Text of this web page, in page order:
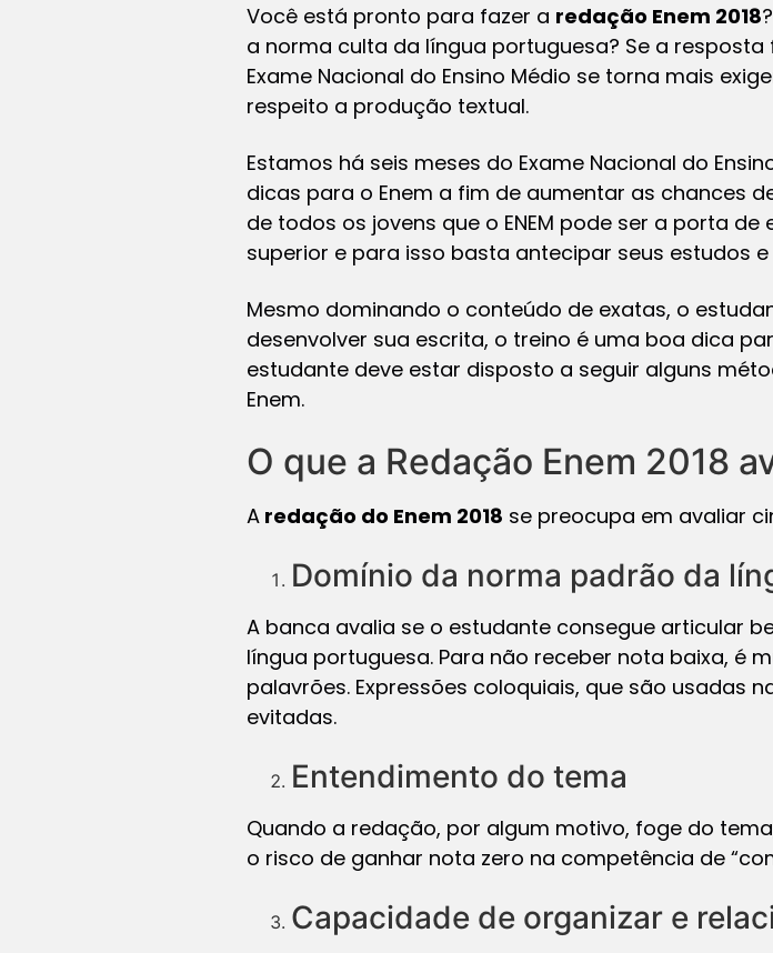
Você está pronto para fazer a redação Enem 2018
a norma culta da língua portuguesa? Se a
Exame Nacional do Ensino Médio se torna mais
respeito a produção textual.
Estamos há seis meses do Exame Nacional do
dicas para o Enem a fim de aumentar as chances
de todos os jovens que o ENEM pode ser a porta
superior e para isso basta antecipar seus estudos
Mesmo dominando o conteúdo de exatas, o
desenvolver sua escrita, o treino é uma boa dica
estudante deve estar disposto a seguir alguns
Enem.
O que a Redação Enem 2018
A redação do Enem 2018 se preocupa em avaliar
Domínio da norma padrão da
A banca avalia se o estudante consegue articular
língua portuguesa. Para não receber nota baixa, é
palavrões. Expressões coloquiais, que são usadas
evitadas.
Entendimento do tema
Quando a redação, por algum motivo, foge do
o risco de ganhar nota zero na competência de
Capacidade de organizar e